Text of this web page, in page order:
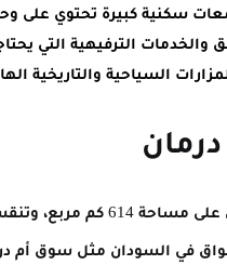
سكنية كبيرة تحتوي على
الترفيهية التي
السياحية والتاريخية
تقع غرب مدينة
في السودان مثل سوق أم